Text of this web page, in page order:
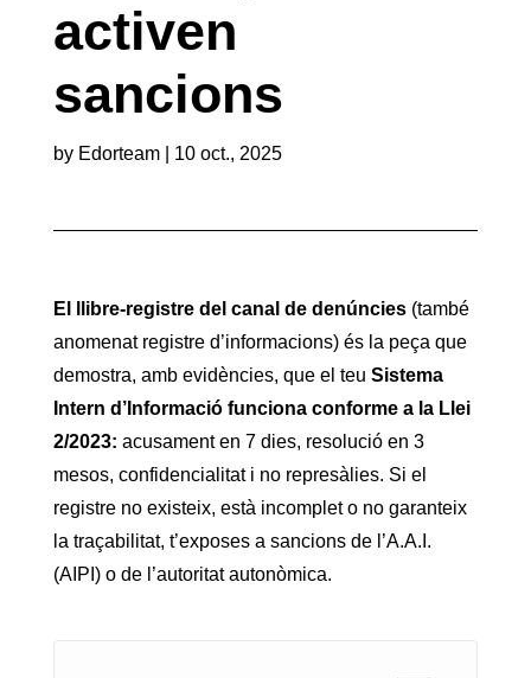
activen
sancions
by Edorteam| 10 oct., 2025
El llibre-registre del canal de denúncies(també
anomenat registre d’informacions) és la peça que
demostra, amb evidències, que el teu Sistema
Intern d’Informació funciona conforme a la Llei
2/2023: acusament en 7 dies, resolució en 3
mesos, confidencialitat i no represàlies. Si el
registre no existeix, està incomplet o no garanteix
la traçabilitat, t’exposes a sancions de l’A.A.I.
(AIPI) o de l’autoritat autonòmica.